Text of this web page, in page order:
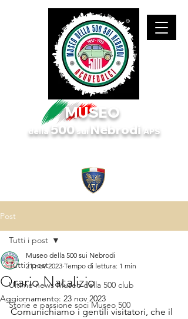
Museo e club dedicato alla Fiat 500 storica!
MUSEO
della500 sui Nebrodi APS
Post
Tutti i post
Ultime news Museo della 500 club
Storie e passione soci Museo 500
Tutti i post
Orario Natalizio
Museo della 500 sui Nebrodi
21 nov 2023 Tempo di lettura: 1 min
Aggiornamento: 23 nov 2023
Comunichiamo i gentili visitatori, che il